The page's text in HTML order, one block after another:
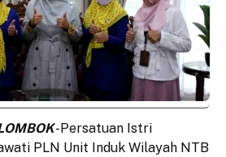
-Persatuan Istri
PLN Unit Induk Wilayah NTB